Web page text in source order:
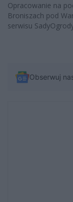
Opracowanie na
Broniszach pod
serwisu
Obserwuj